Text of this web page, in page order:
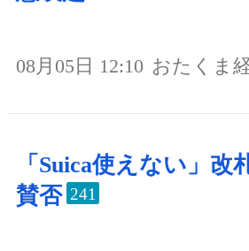
08月05日 12:10 おたくま
「Suica使えない」改
賛否 241